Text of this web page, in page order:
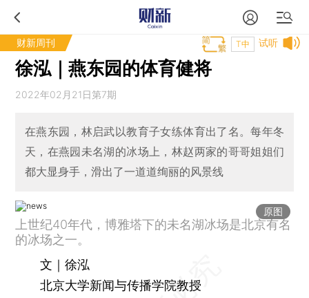
财新周刊 试听
T中
徐泓｜燕东园的体育健将
2022年02月21日第7期
在燕东园，林启武以教育子女练体育出了名。每年冬
天，在燕园未名湖的冰场上，林赵两家的哥哥姐姐们
都大显身手，滑出了一道道绚丽的风景线
原图
上世纪40年代，博雅塔下的未名湖冰场是北京有名
的冰场之一。
文｜徐泓
北京大学新闻与传播学院教授